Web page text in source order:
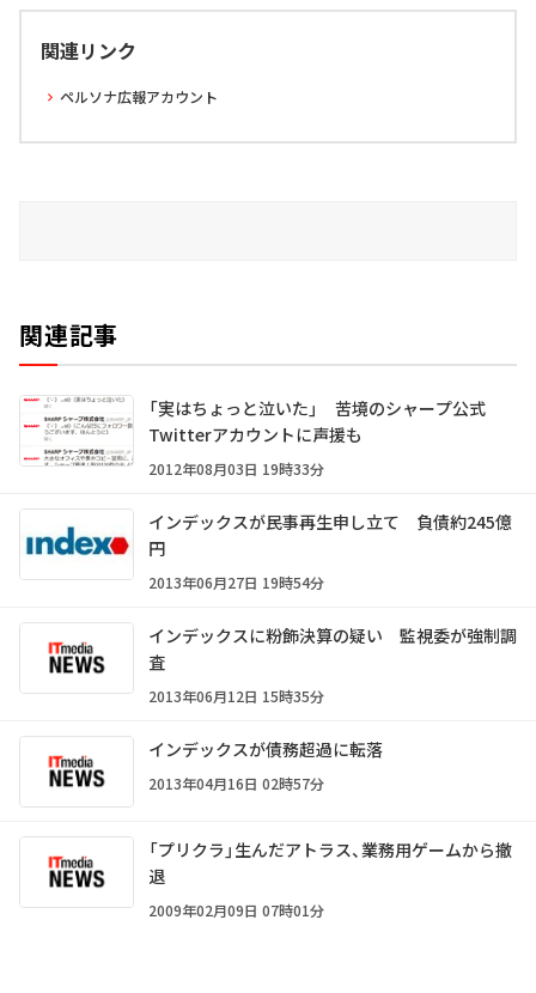
関連リンク
ペルソナ広報アカウント
関連記事
「実はちょっと泣いた」 苦境のシャープ公式
Twitterアカウントに声援も
2012年08月03日 19時33分
インデックスが民事再生申し立て 負債約245億
円
2013年06月27日 19時54分
インデックスに粉飾決算の疑い 監視委が強制調
査
2013年06月12日 15時35分
インデックスが債務超過に転落
2013年04月16日 02時57分
「プリクラ」生んだアトラス、業務用ゲームから撤
退
2009年02月09日 07時01分